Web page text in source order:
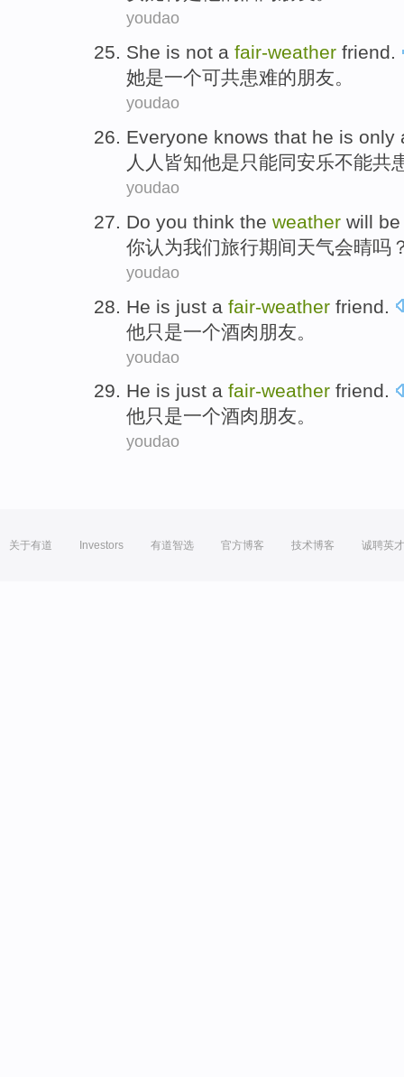
youdao
She is not a fair-weather friend.
她是一个可共患难的朋友。
youdao
Everyone knows that he is only
人人皆知他是只能同安乐不能共
youdao
Do you think the weather will be
你认为我们旅行期间天气会晴吗
youdao
He is just a fair-weather friend
他只是一个酒肉朋友 。
youdao
He is just a fair-weather friend.
他只是一个酒肉朋友。
youdao
关于有道 Investors 有道智选 官方博客 技术博客 诚聘英才